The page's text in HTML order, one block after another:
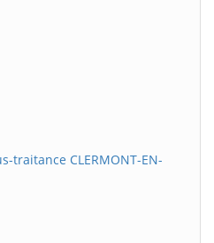
traitance CLERMONT-EN-